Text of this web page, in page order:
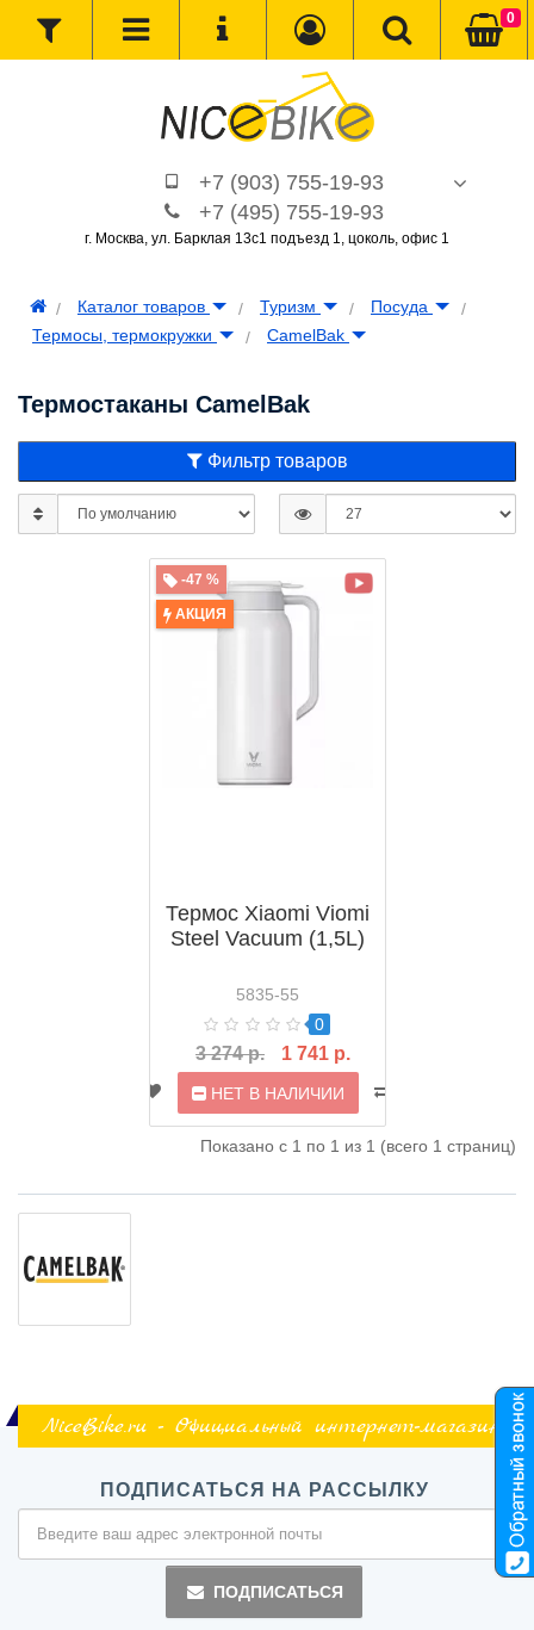
+7 (903) 755-19-93
+7 (495) 755-19-93
г. Москва, ул. Барклая 13с1 подъезд 1, цоколь, офис 1
0
Каталог товаров Туризм
Посуда
Термосы, термокружки
CamelBak
Термостаканы CamelBak
Фильтр товаров
-47 %
АКЦИЯ
Термос Xiaomi Viomi
Steel Vacuum (1,5L)
5835-55
0
3 274 р. 1 741 р.
НЕТ В НАЛИЧИИ
Показано с 1 по 1 из 1 (всего 1 страниц)
NiceBike.ru - Официальный интернет-магазин
ПОДПИСАТЬСЯ НА РАССЫЛКУ
ПОДПИСАТЬСЯ